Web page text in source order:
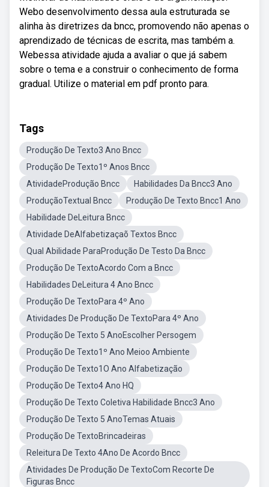
Webo desenvolvimento dessa aula estruturada se
alinha às diretrizes da bncc, promovendo não apenas o
aprendizado de técnicas de escrita, mas também a.
Webessa atividade ajuda a avaliar o que já sabem
sobre o tema e a construir o conhecimento de forma
gradual. Utilize o material em pdf pronto para.
Tags
Produção De Texto3 Ano Bncc
Produção De Texto1º Anos Bncc
AtividadeProdução Bncc
Habilidades Da Bncc3 Ano
ProduçãoTextual Bncc
Produção De Texto Bncc1 Ano
Habilidade DeLeitura Bncc
Atividade DeAlfabetizaçaõ Textos Bncc
Qual Abilidade ParaProdução De Testo Da Bncc
Produção De TextoAcordo Com a Bncc
Habilidades DeLeitura 4 Ano Bncc
Produção De TextoPara 4º Ano
Atividades De Produção De TextoPara 4º Ano
Produção De Texto 5 AnoEscolher Persogem
Produção De Texto1º Ano Meioo Ambiente
Produção De Texto1O Ano Alfabetização
Produção De Texto4 Ano HQ
Produção De Texto Coletiva Habilidade Bncc3 Ano
Produção De Texto 5 AnoTemas Atuais
Produção De TextoBrincadeiras
Releitura De Texto 4Ano De Acordo Bncc
Atividades De Produção De TextoCom Recorte De
Figuras Bncc